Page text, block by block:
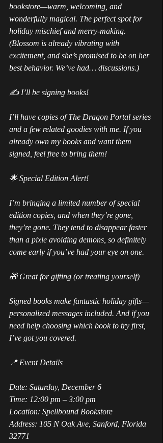
bookstore—warm, welcoming, and
wonderfully magical. The perfect spot for
holiday mischief and merry-making.
(Blossom is already vibrating with
excitement, and she’s promised to be on her
best behavior. We’ve had… discussions.)
✍️ I’ll be signing books!
I’ll have copies of The Dragon Portal series
and a few related goodies with me. If you
already own my books and want them
signed, feel free to bring them!
🌟 Special Edition Alert!
I’m bringing a limited number of special
edition copies, and when they’re gone,
they’re gone. They tend to disappear faster
than a pixie avoiding demons, so definitely
come early if you’ve had your eye on one.
🎁 Great for gifting (or treating yourself)
Signed books make fantastic holiday gifts—
personalized messages included. And if you
need help choosing which book to try first,
I’ve got you covered.
📍 Event Details
Date: Saturday, December 6
Time: 12:00 pm – 3:00 pm
Location: Spellbound Bookstore
Address: 105 N Oak Ave, Sanford, Florida
32771